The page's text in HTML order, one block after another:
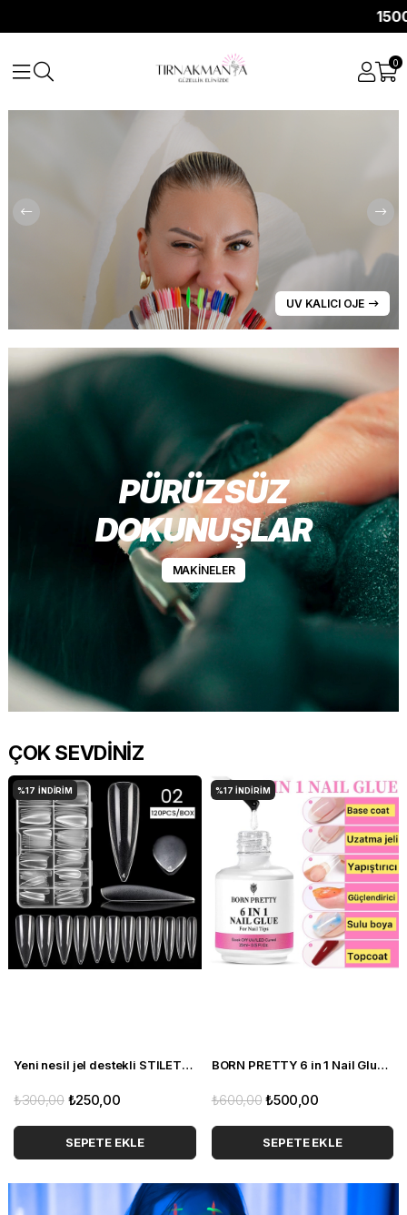
1500 TL
0
UV KALICI OJE
PÜRÜZSÜZ
DOKUNUŞLAR
MAKİNELER
ÇOK SEVDİNİZ
Yeni nesil jel destekli STILETTO Tırnak tipsi 120 adet
₺250,00
₺300,00
SEPETE EKLE
%17 İNDIRIM
BORN PRETTY 6 in 1 Nail Glue - Jel (55391)
₺500,00
₺600,00
SEPETE EKLE
%17 İNDIRIM